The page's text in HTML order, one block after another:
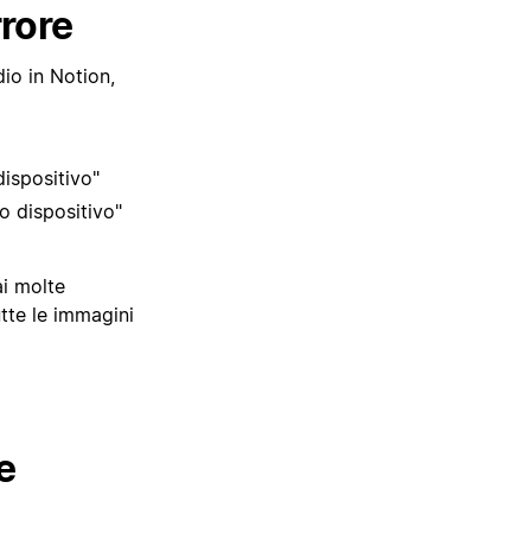
in Notion,
dispositivo"
molte
le immagini